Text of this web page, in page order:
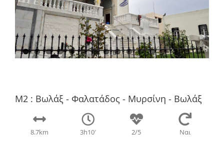
M2 : Βωλάξ - Φαλατάδος - Μυρσίνη - Βωλάξ
8.7km 3h10′ 2/5 Ναι